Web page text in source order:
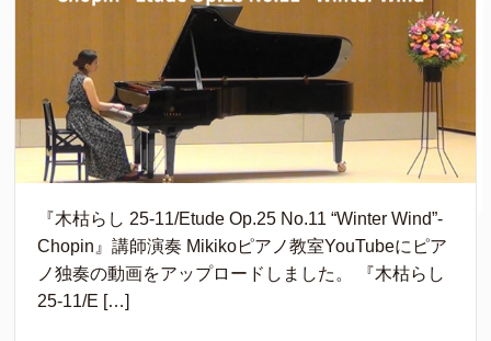
『木枯らし 25-11/Etude Op.25 No.11 “Winter Wind”-
Chopin』講師演奏 Mikikoピアノ教室YouTubeにピア
ノ独奏の動画をアップロードしました。 『木枯らし
25-11/E […]